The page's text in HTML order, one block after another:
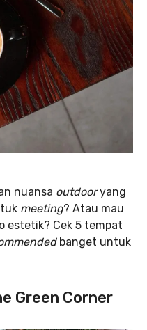
nuansa outdooryang
meeting? Atau mau
estetik? Cek 5 tempat
banget untuk
Green Corner